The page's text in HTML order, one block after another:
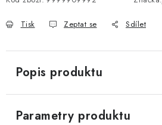
Tisk Zeptat se Sdílet
Popis produktu
Parametry produktu